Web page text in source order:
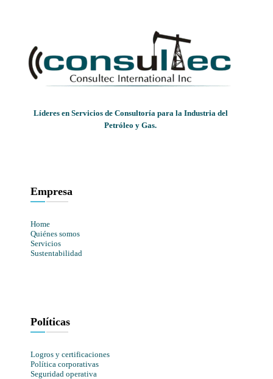
Líderes en Servicios de Consultoría para la Industria del
Petróleo y Gas.
Empresa
Home
Quiénes somos
Servicios
Sustentabilidad
Políticas
Logros y certificaciones
Política corporativas
Seguridad operativa